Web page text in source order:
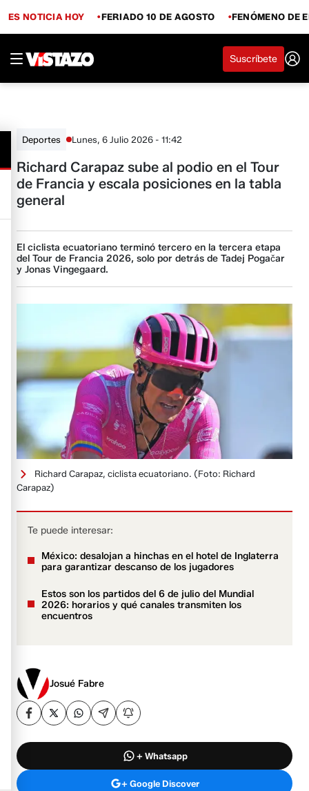
ES NOTICIA HOY FERIADO 10 DE AGOSTO FENÓMENO DE
Suscríbete
Deportes Lunes, 6 Julio 2026 - 11:42
Richard Carapaz sube al podio en el Tour
de Francia y escala posiciones en la tabla
general
El ciclista ecuatoriano terminó tercero en la tercera etapa
del Tour de Francia 2026, solo por detrás de Tadej Pogačar
y Jonas Vingegaard.
Richard Carapaz, ciclista ecuatoriano. (Foto: Richard
Carapaz)
Te puede interesar:
México: desalojan a hinchas en el hotel de Inglaterra
para garantizar descanso de los jugadores
Estos son los partidos del 6 de julio del Mundial
2026: horarios y qué canales transmiten los
encuentros
Josué Fabre
+ Whatsapp
+ Google Discover